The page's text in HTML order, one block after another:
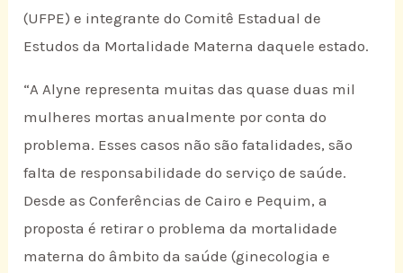
(UFPE) e integrante do Comitê Estadual de
Estudos da Mortalidade Materna daquele estado.
“A Alyne representa muitas das quase duas mil
mulheres mortas anualmente por conta do
problema. Esses casos não são fatalidades, são
falta de responsabilidade do serviço de saúde.
Desde as Conferências de Cairo e Pequim, a
proposta é retirar o problema da mortalidade
materna do âmbito da saúde (ginecologia e